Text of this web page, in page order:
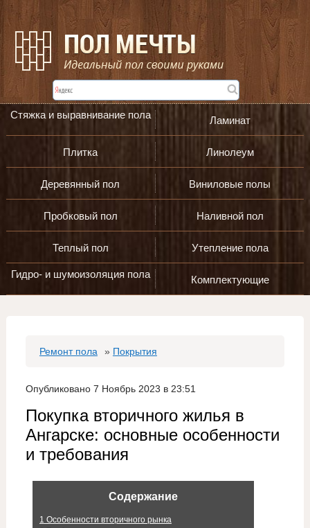
Стяжка и выравнивание пола Ламинат
Плитка Линолеум
Деревянный пол Виниловые полы
Пробковый пол Наливной пол
Теплый пол Утепление пола
Гидро- и шумоизоляция пола Комплектующие
Ремонт пола » Покрытия
Опубликовано 7 Ноябрь 2023 в 23:51
Покупка вторичного жилья в
Ангарске: основные особенности
и требования
Содержание
1 Особенности вторичного рынка